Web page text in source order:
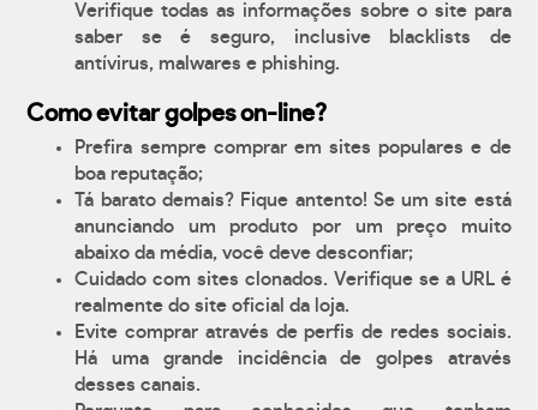
Verifique todas as informações sobre o site para
saber se é seguro, inclusive blacklists de
antívirus, malwares e phishing.
Como evitar golpes on-line?
Prefira sempre comprar em sites populares e de
boa reputação;
Tá barato demais? Fique antento! Se um site está
anunciando um produto por um preço muito
abaixo da média, você deve desconfiar;
Cuidado com sites clonados. Verifique se a URL é
realmente do site oficial da loja.
Evite comprar através de perfis de redes sociais.
Há uma grande incidência de golpes através
desses canais.